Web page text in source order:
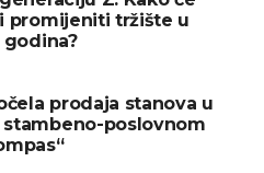
smanjenja
za prodaju na
po tom osnovu.
utjecala na financijsko
i negativne rezultate
promijeniti tržište u
godina?
prodaja stanova u
stambeno-poslovnom